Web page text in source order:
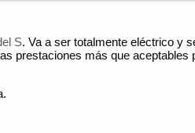
S. Va a ser totalmente eléctrico y
prestaciones más que aceptables